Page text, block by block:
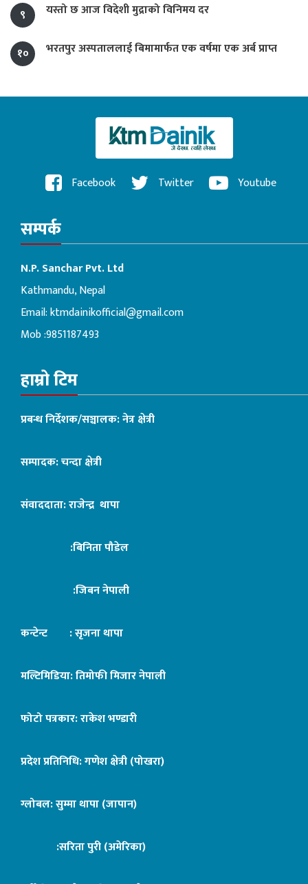
९
यस्तो छ आज विदेशी मुद्राको विनिमय दर
१० भरतपुर अस्पताललाई बिमामार्फत एक वर्षमा एक अर्ब प्राप्त
Facebook Twitter Youtube
सम्पर्क
N.P. Sanchar Pvt. Ltd
Kathmandu, Nepal
Email:ktmdainikofficial@gmail.com
Mob :9851187493
हाम्रो टिम
प्रबन्ध निर्देशक/सञ्चालक: नेत्र क्षेत्री
सम्पादक: चन्दा क्षेत्री
संवाददाता: राजेन्द्र थापा
:बिनिता पौडेल
:जिबन नेपाली
कन्टेन्ट : सृजना थापा
मल्टिमिडिया: तिमोफी मिजार नेपाली
फोटो पत्रकार: राकेश भण्डारी
प्रदेश प्रतिनिधि: गणेश क्षेत्री (पोखरा)
ग्लोबल: सुम्मा थापा (जापान)
:सरिता पुरी (अमेरिका)